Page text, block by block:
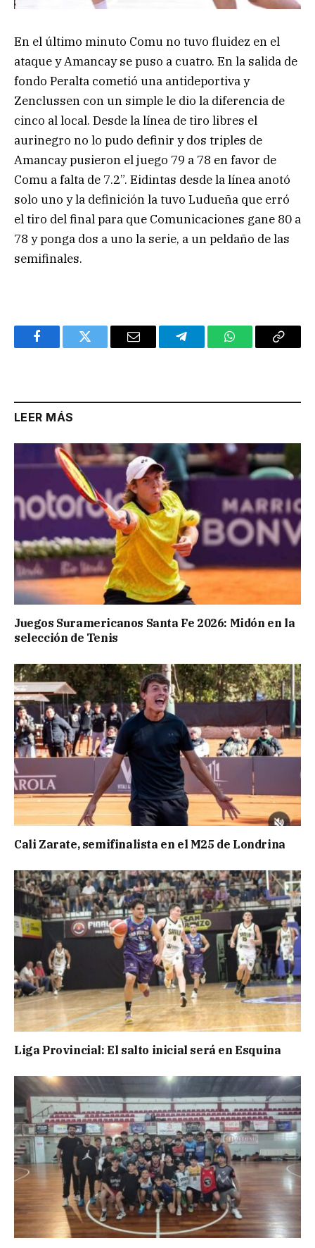
En el último minuto Comu no tuvo fluidez en el
ataque y Amancay se puso a cuatro. En la salida de
fondo Peralta cometió una antideportiva y
Zenclussen con un simple le dio la diferencia de
cinco al local. Desde la línea de tiro libres el
aurinegro no lo pudo definir y dos triples de
Amancay pusieron el juego 79 a 78 en favor de
Comu a falta de 7.2”. Eidintas desde la línea anotó
solo uno y la definición la tuvo Ludueña que erró
el tiro del final para que Comunicaciones gane 80 a
78 y ponga dos a uno la serie, a un peldaño de las
semifinales.
FacebookTwitter Email TelegramWhatsAppCopy
LEER MÁS
Juegos Suramericanos Santa Fe 2026: Midón en la
selección de Tenis
Cali Zarate, semifinalista en el M25 de Londrina
Liga Provincial: El salto inicial será en Esquina